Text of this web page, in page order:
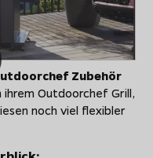
Zubehör
Outdoorchef Grill,
noch viel flexibler